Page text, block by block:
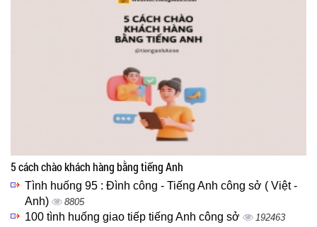
5 cách chào khách hàng bằng tiếng Anh
Tình huống 95 : Đình công - Tiếng Anh công sở ( Việt -
Anh)
8805
100 tình huống giao tiếp tiếng Anh công sở 192463